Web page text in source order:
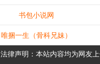
书包小说网
唯捆一生（骨科兄妹）
法律声明：本站内容均为网友